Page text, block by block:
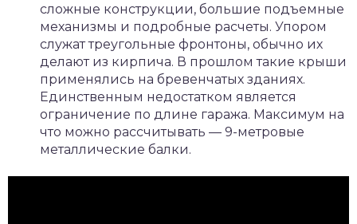
сложные конструкции, большие подъемные
механизмы и подробные расчеты. Упором
служат треугольные фронтоны, обычно их
делают из кирпича. В прошлом такие крыши
применялись на бревенчатых зданиях.
Единственным недостатком является
ограничение по длине гаража. Максимум на
что можно рассчитывать — 9-метровые
металлические балки.